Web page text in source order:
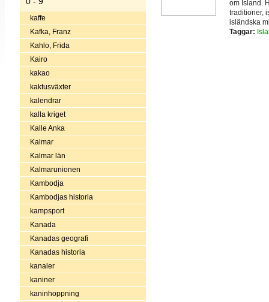
kaffe
Kafka, Franz
Kahlo, Frida
Kairo
kakao
kaktusväxter
kalendrar
kalla kriget
Kalle Anka
Kalmar
Kalmar län
Kalmarunionen
Kambodja
Kambodjas historia
kampsport
Kanada
Kanadas geografi
Kanadas historia
kanaler
kaniner
kaninhoppning
om Island.
traditioner,
isländska
Taggar: